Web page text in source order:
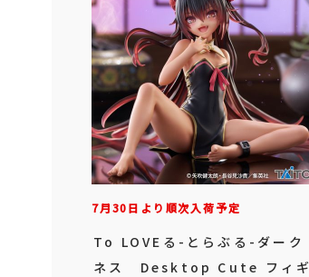
7月30日より順次入荷予定
To LOVEる-とらぶる-ダーク
ネス Desktop Cute フィギ